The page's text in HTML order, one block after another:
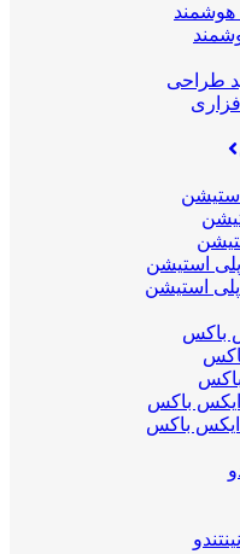
طراحی
پلی استیشن
استیشن
باکس
ایکس باکس
باکس